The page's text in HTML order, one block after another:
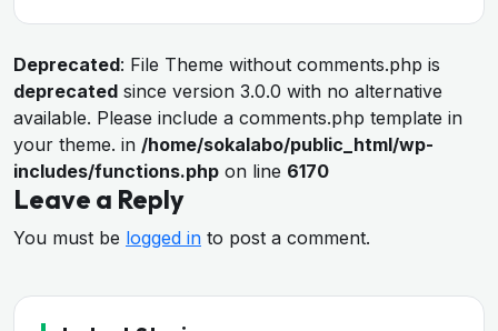
Deprecated: File Theme without comments.php is
deprecated since version 3.0.0 with no alternative
available. Please include a comments.php template in
your theme. in /home/sokalabo/public_html/wp-
includes/functions.php on line 6170
Leave a Reply
You must be logged in to post a comment.